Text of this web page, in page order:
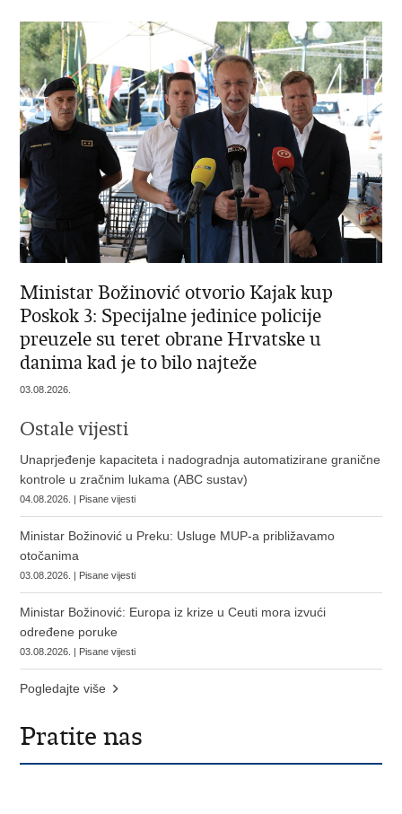
Ministar Božinović otvorio Kajak kup
Poskok 3: Specijalne jedinice policije
preuzele su teret obrane Hrvatske u
danima kad je to bilo najteže
03.08.2026.
Ostale vijesti
Unaprjeđenje kapaciteta i nadogradnja automatizirane granične
kontrole u zračnim lukama (ABC sustav)
04.08.2026. | Pisane vijesti
Ministar Božinović u Preku: Usluge MUP-a približavamo
otočanima
03.08.2026. | Pisane vijesti
Ministar Božinović: Europa iz krize u Ceuti mora izvući
određene poruke
03.08.2026. | Pisane vijesti
Pogledajte više
Pratite nas